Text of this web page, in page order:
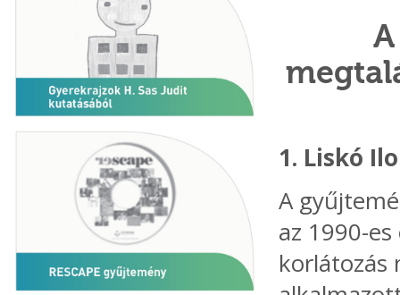
1. Liskó
A
az 1990-
korlátozás